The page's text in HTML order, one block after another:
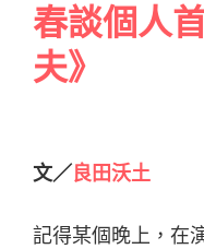
春談個人
夫》
文／良田沃土
記得某個晚上，在